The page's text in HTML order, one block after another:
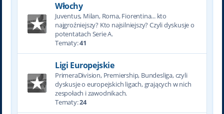
Włochy
Juventus, Milan, Roma, Fiorentina... kto
najgroźniejszy? Kto najsilniejszy? Czyli dyskusje o
potentatach Serie A.
Tematy:41
Ligi Europejskie
PrimeraDivision, Premiership, Bundesliga, czyli
dyskusje o europejskich ligach, grających w nich
zespołach i zawodnikach.
Tematy:24